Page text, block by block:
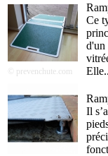
© prevenchute.com
Ce
d'un
Il